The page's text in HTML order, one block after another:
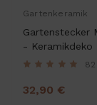
Gartenkeramik
Gartenstecker
- Keramikdeko
32,90 €